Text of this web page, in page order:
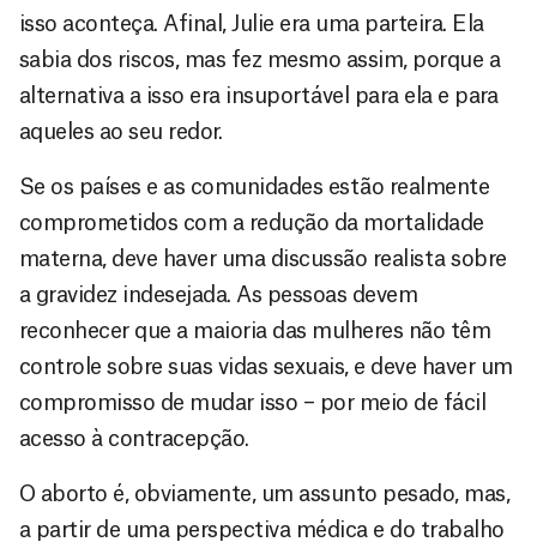
isso aconteça. Afinal, Julie era uma parteira. Ela
sabia dos riscos, mas fez mesmo assim, porque a
alternativa a isso era insuportável para ela e para
aqueles ao seu redor.
Se os países e as comunidades estão realmente
comprometidos com a redução da mortalidade
materna, deve haver uma discussão realista sobre
a gravidez indesejada. As pessoas devem
reconhecer que a maioria das mulheres não têm
controle sobre suas vidas sexuais, e deve haver um
compromisso de mudar isso – por meio de fácil
acesso à contracepção.
O aborto é, obviamente, um assunto pesado, mas,
a partir de uma perspectiva médica e do trabalho